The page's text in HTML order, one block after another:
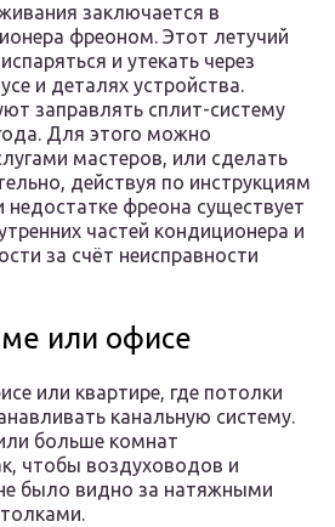
заключается в
фреоном. Этот летучий
и утекать через
и деталях устройства.
заправлять сплит-систему
Для этого можно
мастеров, или сделать
действуя по инструкциям
недостатке фреона существует
частей кондиционера и
за счёт неисправности
или офисе
или квартире, где потолки
канальную систему.
больше комнат
чтобы воздуховодов и
было видно за натяжными